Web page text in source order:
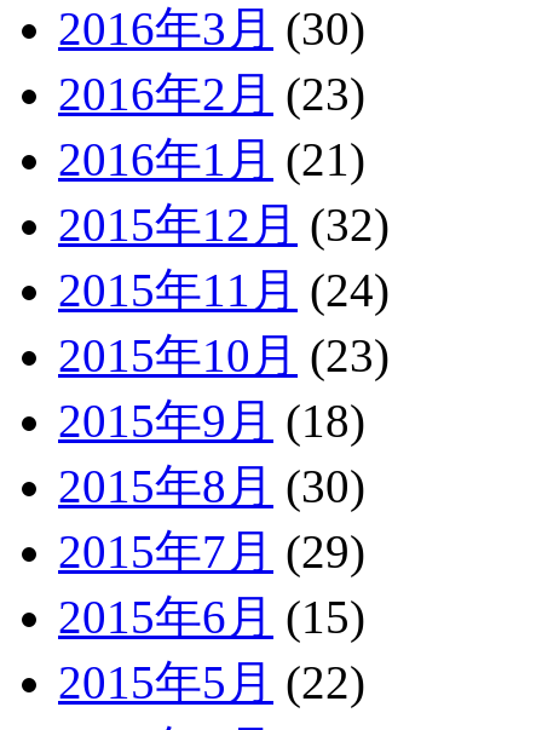
2016年3月 (30)
2016年2月 (23)
2016年1月 (21)
2015年12月 (32)
2015年11月 (24)
2015年10月 (23)
2015年9月 (18)
2015年8月 (30)
2015年7月 (29)
2015年6月 (15)
2015年5月 (22)